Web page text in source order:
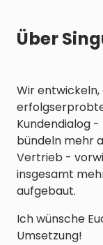
Über
Wir
Kundendialog -
bündeln mehr
Vertrieb -
insgesamt
aufgebaut.
Ich wünsche
Umsetzung!